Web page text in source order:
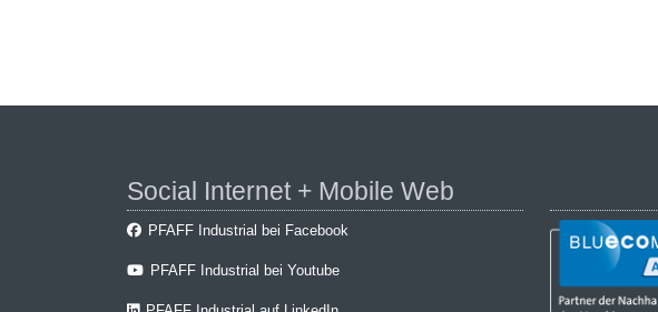
Social Internet + Mobile Web
PFAFF Industrial bei Facebook
PFAFF Industrial bei Youtube